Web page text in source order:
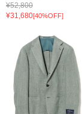
¥52,800
¥31,680[40%OFF]